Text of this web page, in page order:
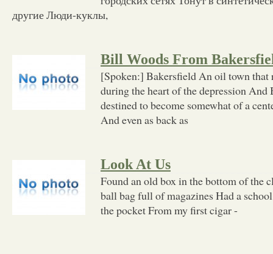
другие Люди-куклы,
Bill Woods From
[Spoken:] Bakersfield An oil town that
during the heart of the depression And
destined to become somewhat of a
And even as back as
Look At Us
Found an old box in the bottom of the
ball bag full of magazines Had a
the pocket From my first cigar -